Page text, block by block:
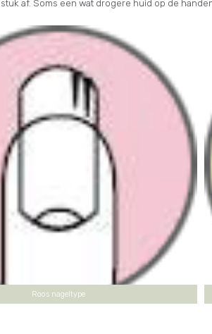
af. Soms een wat drogere huid op de
Roos nageltype